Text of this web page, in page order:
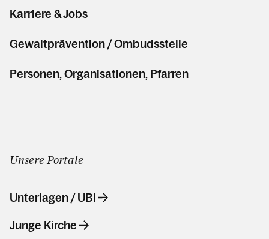
Karriere & Jobs
Gewaltprävention / Ombudsstelle
Personen, Organisationen, Pfarren
Unsere Portale
Unterlagen / UBI
Junge Kirche